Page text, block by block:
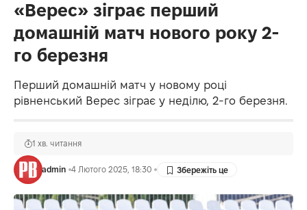
«Верес» зіграє перший
домашній матч нового року 2-
го березня
Перший домашній матч у новому році
рівненський Верес зіграє у неділю, 2-го березня.
admin 4 Лютого 2025, 18:30
1 хв. читання